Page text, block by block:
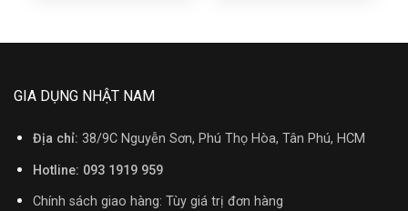
GIA DỤNG NHẬT NAM
Địa chỉ: 38/9C Nguyễn Sơn, Phú Thọ Hòa, Tân Phú, HCM
Hotline: 093 1919 959
Chính sách giao hàng: Tùy giá trị đơn hàng